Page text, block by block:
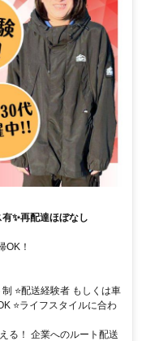
有✨再配達ほぼなし
OK！
⭐配送経験者 もしくは車
⭐ライフスタイルに合わ
る！ 企業へのルート配送